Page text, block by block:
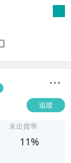
追蹤
未出貨率
11%